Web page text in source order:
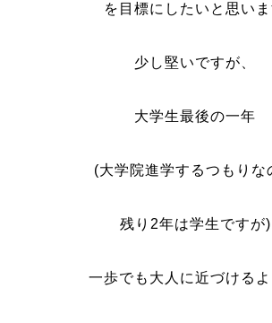
を目標にしたいと思い
少し堅いですが、
大学生最後の一年
(大学院進学するつもりな
残り2年は学生ですが)
一歩でも大人に近づけるよ